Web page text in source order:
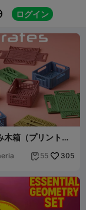
ログイン
 
木箱（プリントイ
 55 305